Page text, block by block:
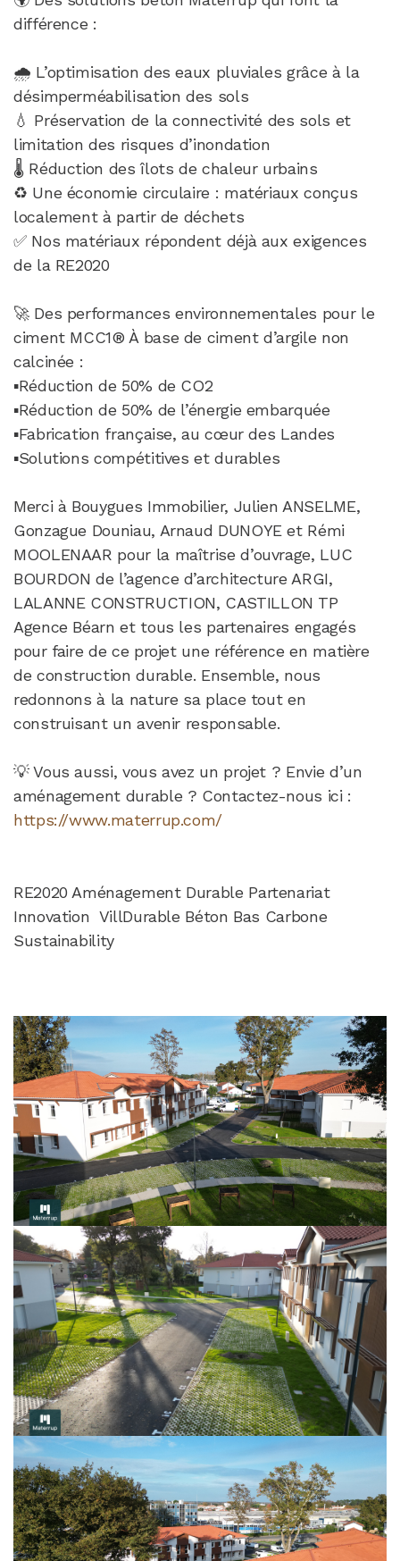
différence :
🌧️ L’optimisation des eaux pluviales grâce à la
désimperméabilisation des sols
💧 Préservation de la connectivité des sols et
limitation des risques d’inondation
🌡️ Réduction des îlots de chaleur urbains
♻️ Une économie circulaire : matériaux conçus
localement à partir de déchets
✅ Nos matériaux répondent déjà aux exigences
de la RE2020
🚀 Des performances environnementales pour le
ciment MCC1® À base de ciment d’argile non
calcinée :
▪️Réduction de 50% de CO2
▪️Réduction de 50% de l’énergie embarquée
▪️Fabrication française, au cœur des Landes
▪️Solutions compétitives et durables
Merci à Bouygues Immobilier, Julien ANSELME,
Gonzague Douniau, Arnaud DUNOYE et Rémi
MOOLENAAR pour la maîtrise d’ouvrage, LUC
BOURDON de l’agence d’architecture ARGI,
LALANNE CONSTRUCTION, CASTILLON TP
Agence Béarn et tous les partenaires engagés
pour faire de ce projet une référence en matière
de construction durable. Ensemble, nous
redonnons à la nature sa place tout en
construisant un avenir responsable.
💡 Vous aussi, vous avez un projet ? Envie d’un
aménagement durable ? Contactez-nous ici :
https://www.materrup.com/
RE2020 Aménagement Durable Partenariat
Innovation VillDurable Béton Bas Carbone
Sustainability